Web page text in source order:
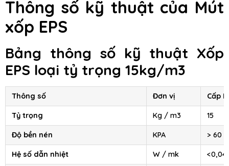
Thông số kỹ thuật của Mút
xốp EPS
Bảng thông số kỹ thuật Xốp
EPS loại tỷ trọng 15kg/m3
Thông số Đơn vị Cấp I
Tỷ trọng Kg / m3 15
Độ bền nén KPA > 60
Hệ số dẫn nhiệt W / mk